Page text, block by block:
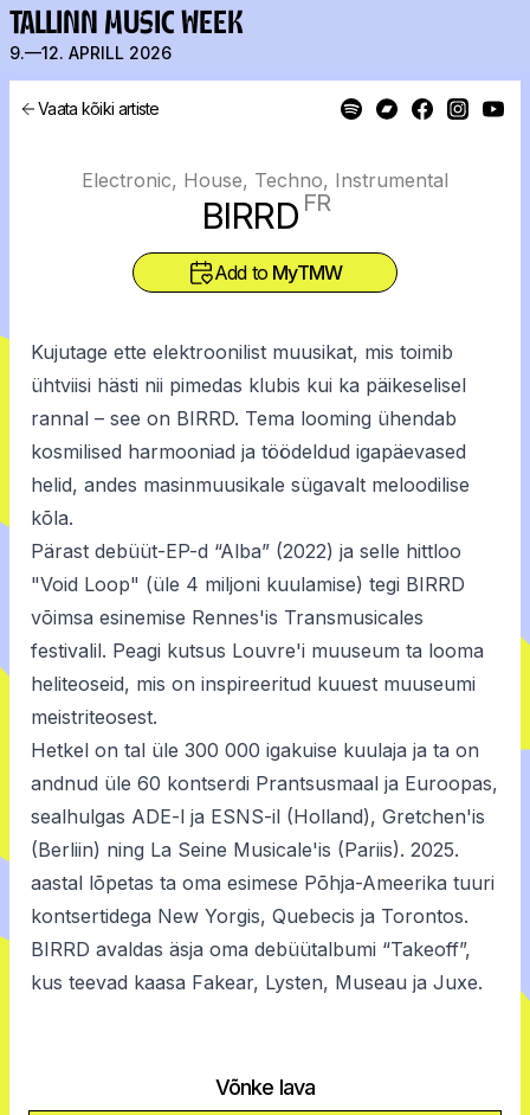
TALLINN MUSIC WEEK
9.—12. APRILL 2026
Vaata kõiki artiste
Electronic, House, Techno, Instrumental
BIRRD FR
Add to MyTMW
Kujutage ette elektroonilist muusikat, mis toimib
ühtviisi hästi nii pimedas klubis kui ka päikeselisel
rannal – see on BIRRD. Tema looming ühendab
kosmilised harmooniad ja töödeldud igapäevased
helid, andes masinmuusikale sügavalt meloodilise
kõla.
Pärast debüüt-EP-d “Alba” (2022) ja selle hittloo
"Void Loop" (üle 4 miljoni kuulamise) tegi BIRRD
võimsa esinemise Rennes'is Transmusicales
festivalil. Peagi kutsus Louvre'i muuseum ta looma
heliteoseid, mis on inspireeritud kuuest muuseumi
meistriteosest.
Hetkel on tal üle 300 000 igakuise kuulaja ja ta on
andnud üle 60 kontserdi Prantsusmaal ja Euroopas,
sealhulgas ADE-l ja ESNS-il (Holland), Gretchen'is
(Berliin) ning La Seine Musicale'is (Pariis). 2025.
aastal lõpetas ta oma esimese Põhja-Ameerika tuuri
kontsertidega New Yorgis, Quebecis ja Torontos.
BIRRD avaldas äsja oma debüütalbumi “Takeoff”,
kus teevad kaasa Fakear, Lysten, Museau ja Juxe.
Võnke lava